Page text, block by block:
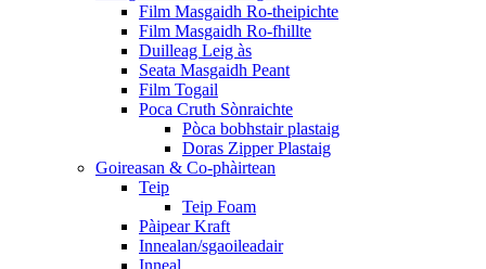
Film Masgaidh Ro-theipichte
Film Masgaidh Ro-fhillte
Duilleag Leig às
Seata Masgaidh Peant
Film Togail
Poca Cruth Sònraichte
Pòca bobhstair plastaig
Doras Zipper Plastaig
Goireasan & Co-phàirtean
Teip
Teip Foam
Pàipear Kraft
Innealan/sgaoileadair
Inneal